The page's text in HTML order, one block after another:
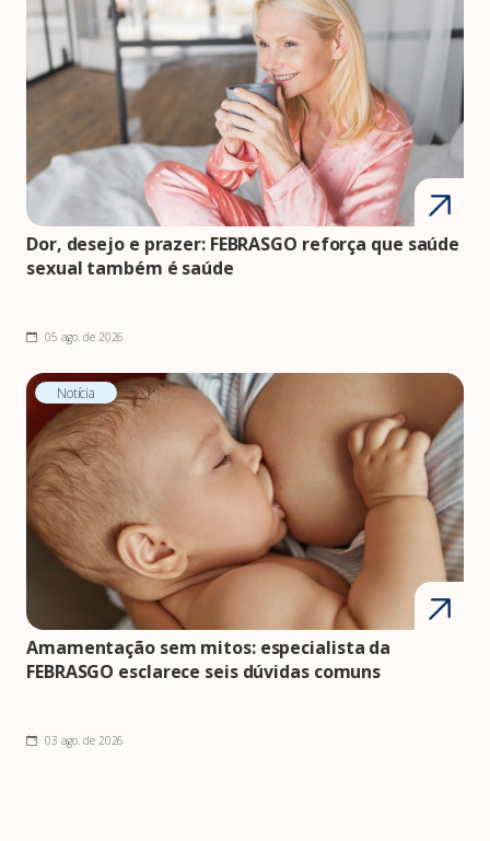
Dor, desejo e prazer: FEBRASGO reforça que saúde
sexual também é saúde
05 ago. de 2026
Notícia
Amamentação sem mitos: especialista da
FEBRASGO esclarece seis dúvidas comuns
03 ago. de 2026